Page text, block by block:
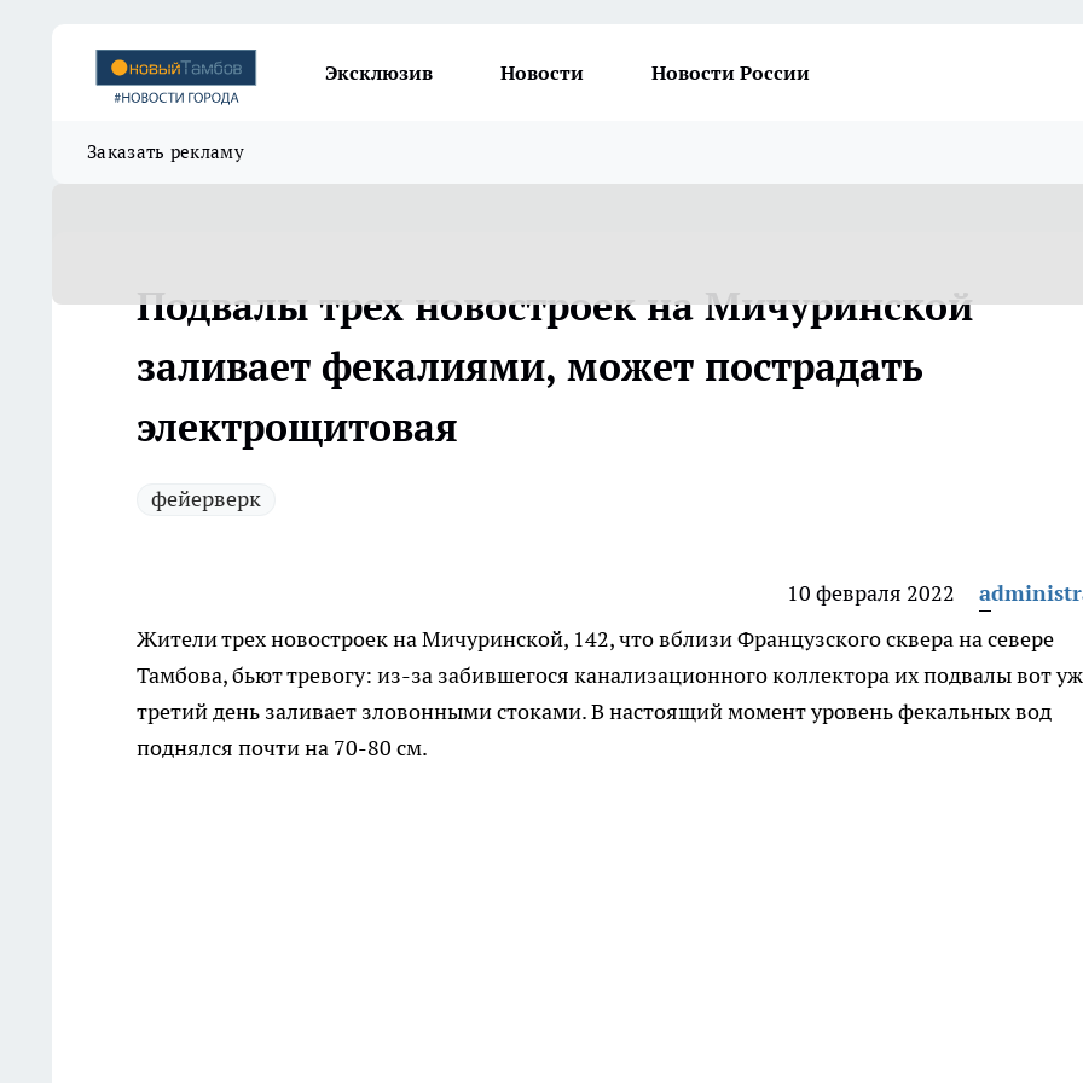
Эксклюзив Новости Новости России
Заказать рекламу
Подвалы трех новостроек на Мичуринской
заливает фекалиями, может пострадать
электрощитовая
фейерверк
10 февраля 2022
Жители трех новостроек на Мичуринской, 142, что вблизи Французского сквера на севере
Тамбова, бьют тревогу: из-за забившегося канализационного коллектора их подвалы вот
третий день заливает зловонными стоками. В настоящий момент уровень фекальных вод
поднялся почти на 70-80 см.